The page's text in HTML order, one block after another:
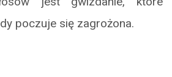
poczuje się zagrożona.